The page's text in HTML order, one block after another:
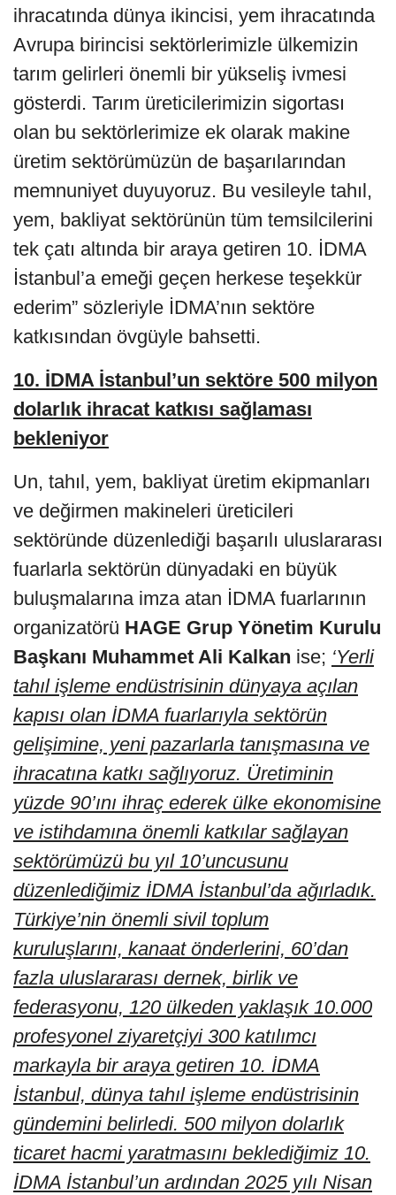
ihracatında dünya ikincisi, yem ihracatında
Avrupa birincisi sektörlerimizle ülkemizin
tarım gelirleri önemli bir yükseliş ivmesi
gösterdi. Tarım üreticilerimizin sigortası
olan bu sektörlerimize ek olarak makine
üretim sektörümüzün de başarılarından
memnuniyet duyuyoruz. Bu vesileyle tahıl,
yem, bakliyat sektörünün tüm temsilcilerini
tek çatı altında bir araya getiren 10. İDMA
İstanbul’a emeği geçen herkese teşekkür
ederim” sözleriyle İDMA’nın sektöre
katkısından övgüyle bahsetti.
10. İDMA İstanbul’un sektöre 500 milyon
dolarlık ihracat katkısı sağlaması
bekleniyor
Un, tahıl, yem, bakliyat üretim ekipmanları
ve değirmen makineleri üreticileri
sektöründe düzenlediği başarılı uluslararası
fuarlarla sektörün dünyadaki en büyük
buluşmalarına imza atan İDMA fuarlarının
organizatörü HAGE Grup Yönetim Kurulu
Başkanı Muhammet Ali Kalkan ise; ‘Yerli
tahıl işleme endüstrisinin dünyaya açılan
kapısı olan İDMA fuarlarıyla sektörün
gelişimine, yeni pazarlarla tanışmasına ve
ihracatına katkı sağlıyoruz. Üretiminin
yüzde 90’ını ihraç ederek ülke ekonomisine
ve istihdamına önemli katkılar sağlayan
sektörümüzü bu yıl 10’uncusunu
düzenlediğimiz İDMA İstanbul’da ağırladık.
Türkiye’nin önemli sivil toplum
kuruluşlarını, kanaat önderlerini, 60’dan
fazla uluslararası dernek, birlik ve
federasyonu, 120 ülkeden yaklaşık 10.000
profesyonel ziyaretçiyi 300 katılımcı
markayla bir araya getiren 10. İDMA
İstanbul, dünya tahıl işleme endüstrisinin
gündemini belirledi. 500 milyon dolarlık
ticaret hacmi yaratmasını beklediğimiz 10.
İDMA İstanbul’un ardından 2025 yılı Nisan